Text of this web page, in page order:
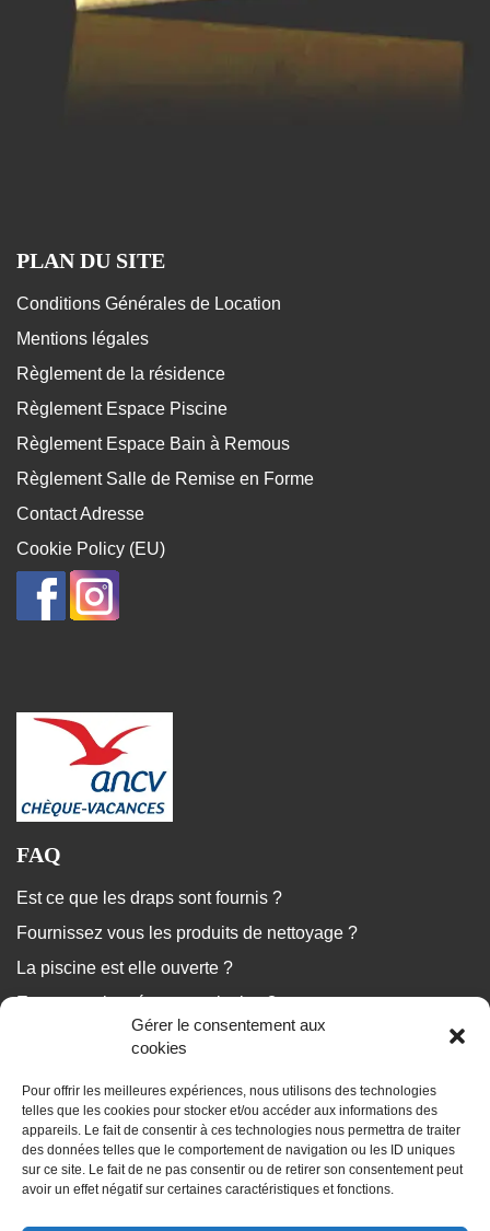
Gérer le consentement aux
cookies
Pour offrir les meilleures expériences, nous utilisons des technologies
telles que les cookies pour stocker et/ou accéder aux informations des
appareils. Le fait de consentir à ces technologies nous permettra de traiter
des données telles que le comportement de navigation ou les ID uniques
sur ce site. Le fait de ne pas consentir ou de retirer son consentement peut
avoir un effet négatif sur certaines caractéristiques et fonctions.
PLAN DU SITE
Conditions Générales de Location
Mentions légales
Règlement de la résidence
Règlement Espace Piscine
Règlement Espace Bain à Remous
Règlement Salle de Remise en Forme
Contact Adresse
Cookie Policy (EU)
FAQ
Est ce que les draps sont fournis ?
Fournissez vous les produits de nettoyage ?
La piscine est elle ouverte ?
Est ce que le ménage est inclus ?
Nous répondons à vos questions